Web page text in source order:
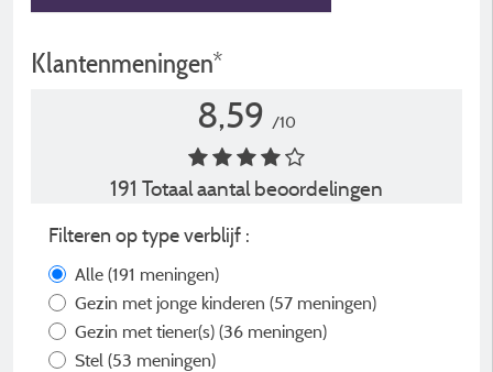
Klantenmeningen*
8,59 /10
191 Totaal aantal beoordelingen
Filteren op type verblijf :
Alle (191 meningen)
Gezin met jonge kinderen (57 meningen)
Gezin met tiener(s) (36 meningen)
Stel (53 meningen)